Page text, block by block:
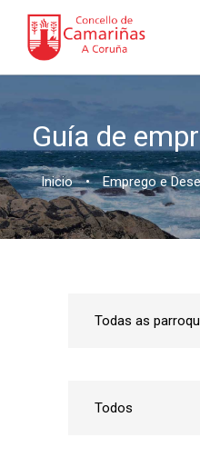
Guía de
Inicio • Emprego e